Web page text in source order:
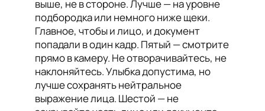
выше, не в стороне. Лучше — на уровне
подбородка или немного ниже щеки.
Главное, чтобы и лицо, и документ
попадали в один кадр. Пятый — смотрите
прямо в камеру. Не отворачивайтесь, не
наклоняйтесь. Улыбка допустима, но
лучше сохранять нейтральное
выражение лица. Шестой — не